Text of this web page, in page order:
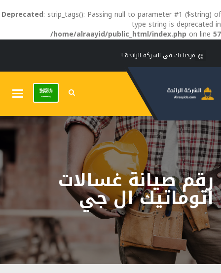
Deprecated: strip_tags(): Passing null to parameter #1 ($string) of
type string is deprecated in
/home/alraayid/public_html/index.php on line 57
مرحبا بك فى الشركة الرائدة !
رقم صيانة غسالات
اتوماتيك ال جي